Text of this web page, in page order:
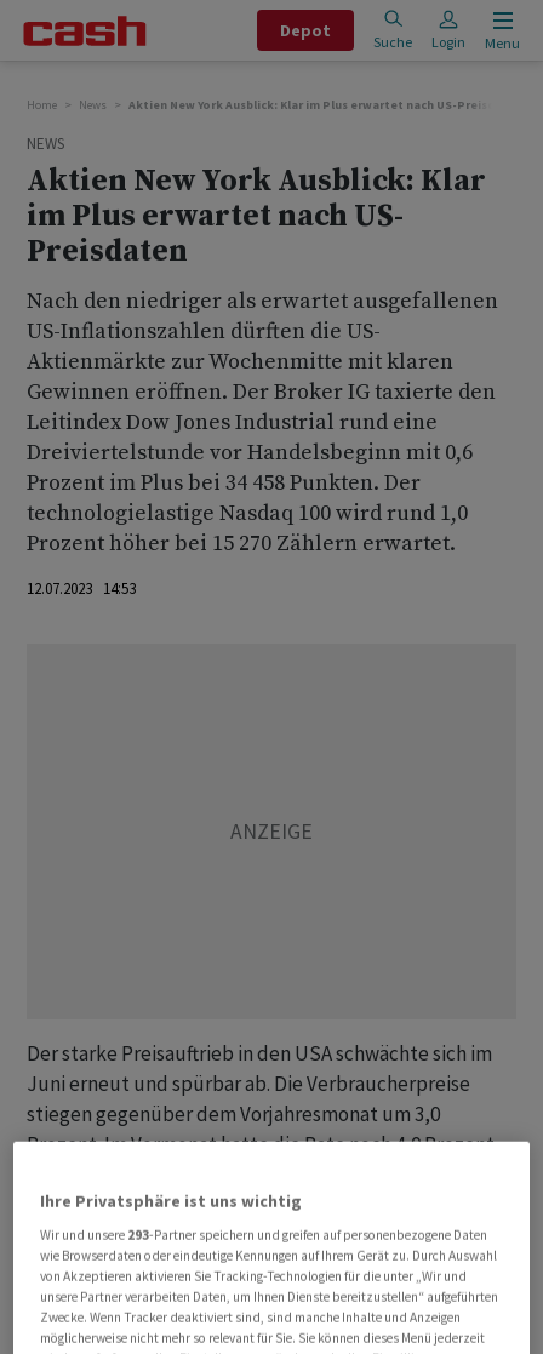
Depot
Suche Login Menu
Home News Aktien New York Ausblick: Klar im Plus erwartet nach US-Preisdaten
NEWS
Aktien New York Ausblick: Klar
im Plus erwartet nach US-
Preisdaten
Nach den niedriger als erwartet ausgefallenen
US-Inflationszahlen dürften die US-
Aktienmärkte zur Wochenmitte mit klaren
Gewinnen eröffnen. Der Broker IG taxierte den
Leitindex Dow Jones Industrial rund eine
Dreiviertelstunde vor Handelsbeginn mit 0,6
Prozent im Plus bei 34 458 Punkten. Der
technologielastige Nasdaq 100 wird rund 1,0
Prozent höher bei 15 270 Zählern erwartet.
12.07.2023 14:53
Der starke Preisauftrieb in den USA schwächte sich im
Juni erneut und spürbar ab. Die Verbraucherpreise
stiegen gegenüber dem Vorjahresmonat um 3,0
Prozent. Im Vormonat hatte die Rate noch 4,0 Prozent
Rückgang auf 3,1 Prozent gerechnet. Die aktuelle Rate
ist die niedrigste seit etwas mehr als zwei Jahren. Die
Kerninflation fiel ebenfalls deutlich von 5,3 auf 4,8
Prozent. Bei dieser Rate werden volatile Energie- und
Lebensmittelpreise ausgeklammert.
Ihre Privatsphäre ist uns wichtig
Wir und unsere 293-Partner speichern und greifen auf personenbezogene Daten
wie Browserdaten oder eindeutige Kennungen auf Ihrem Gerät zu. Durch Auswahl
von Akzeptieren aktivieren Sie Tracking-Technologien für die unter „Wir und
unsere Partner verarbeiten Daten, um Ihnen Dienste bereitzustellen“ aufgeführten
Zwecke. Wenn Tracker deaktiviert sind, sind manche Inhalte und Anzeigen
möglicherweise nicht mehr so relevant für Sie. Sie können dieses Menü jederzeit